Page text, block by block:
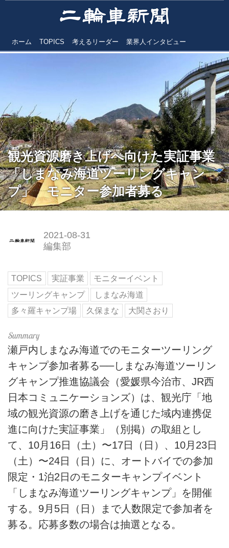
ホーム TOPICS 考えるリーダー 業界人インタビュー
観光資源磨き上げへ向けた実証事業
「しまなみ海道ツーリングキャン
プ」 モニター参加者募る
2021-08-31
編集部
TOPICS 実証事業
モニターイベント
ツーリングキャンプ
しまなみ海道
多々羅キャンプ場
久保まな 大関さおり
瀬戸内しまなみ海道でのモニターツーリング
キャンプ参加者募る──しまなみ海道ツーリン
グキャンプ推進協議会（愛媛県今治市、JR西
日本コミュニケーションズ）は、観光庁「地
域の観光資源の磨き上げを通じた域内連携促
進に向けた実証事業」（別掲）の取組とし
て、10月16日（土）〜17日（日）、10月23日
（土）〜24日（日）に、オートバイでの参加
限定・1泊2日のモニターキャンプイベント
「しまなみ海道ツーリングキャンプ」を開催
する。9月5日（日）まで人数限定で参加者を
募る。応募多数の場合は抽選となる。